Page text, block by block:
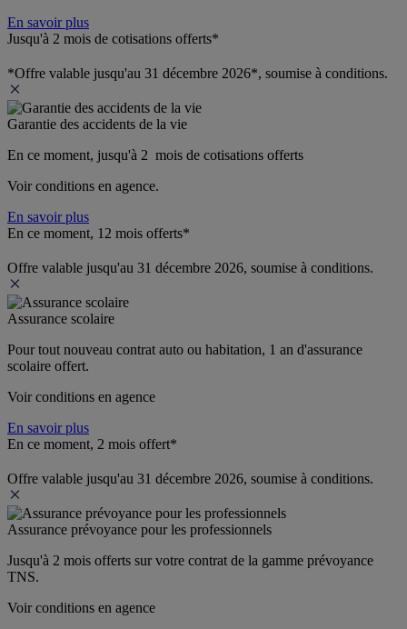
En savoir plus
Jusqu'à 2 mois de cotisations offerts*
*Offre valable jusqu'au 31 décembre 2026*, soumise à conditions.
Garantie des accidents de la vie
En ce moment, jusqu'à 2  mois de cotisations offerts
Voir conditions en agence.
En savoir plus
En ce moment, 12 mois offerts*
Offre valable jusqu'au 31 décembre 2026, soumise à conditions.
Assurance scolaire
Pour tout nouveau contrat auto ou habitation, 1 an d'assurance
scolaire offert.
Voir conditions en agence
En savoir plus
En ce moment, 2 mois offert*
Offre valable jusqu'au 31 décembre 2026, soumise à conditions.
Assurance prévoyance pour les professionnels
Jusqu'à 2 mois offerts sur votre contrat de la gamme prévoyance
TNS.
Voir conditions en agence